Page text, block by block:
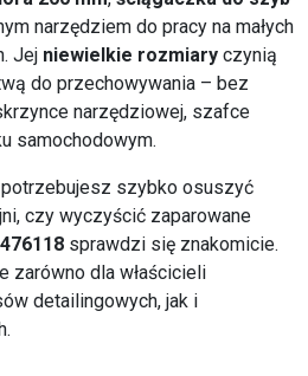
narzędziem do pracy na małych
Jej niewielkie rozmiary czynią
do przechowywania – bez
narzędziowej, szafce
samochodowym.
szybko osuszyć
czy wyczyścić zaparowane
sprawdzi się znakomicie.
zarówno dla właścicieli
detailingowych, jak i